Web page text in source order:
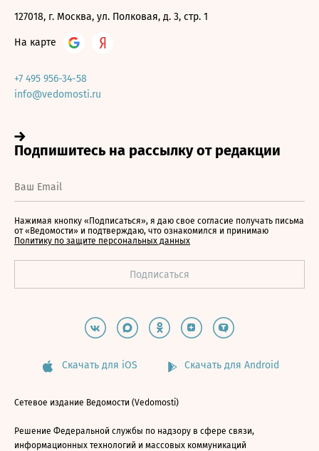
127018, г. Москва, ул. Полковая, д. 3, стр. 1
На карте
+7 495 956-34-58
info@vedomosti.ru
Нажимая кнопку «Подписаться», я даю свое согласие получать письма
от «Ведомости» и подтверждаю, что ознакомился и принимаю
Политику по защите персональных данных
Скачать для iOS Скачать для Android
Сетевое издание Ведомости (Vedomosti)
Решение Федеральной службы по надзору в сфере связи,
информационных технологий и массовых коммуникаций